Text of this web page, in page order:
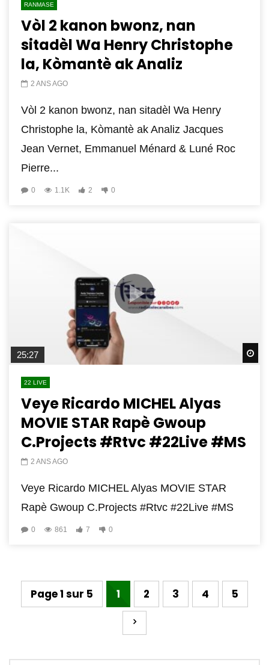
RANMASE
Vòl 2 kanon bwonz, nan
sitadèl Wa Henry Christophe
la, Kòmantè ak Analiz
2 ANS AGO
Vòl 2 kanon bwonz, nan sitadèl Wa Henry
Christophe la, Kòmantè ak Analiz Jacques
Jean Vernet, Emmanuel Ménard & Luné Roc
Pierre...
0 1.1K 2 0
25:27
22 LIVE
Veye Ricardo MICHEL Alyas
MOVIE STAR Rapè Gwoup
C.Projects #Rtvc #22Live #MS
2 ANS AGO
Veye Ricardo MICHEL Alyas MOVIE STAR
Rapè Gwoup C.Projects #Rtvc #22Live #MS
0 861 7 0
Page 1 sur 5 1 2 3 4 5